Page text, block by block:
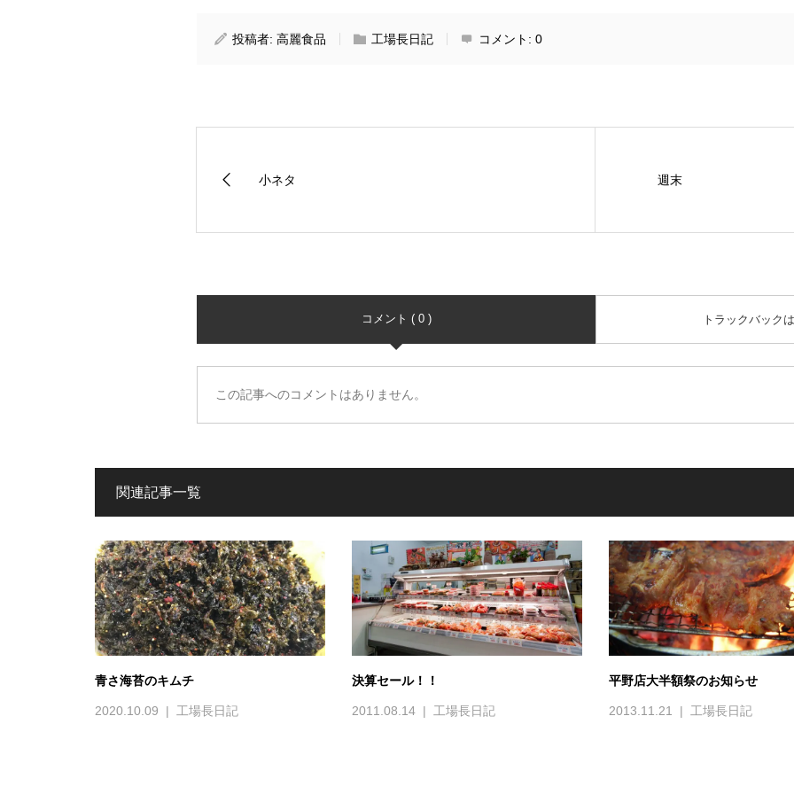
投稿者: 高麗食品 工場長日記 コメント: 0
小ネタ 週末
コメント ( 0 ) トラックバック
この記事へのコメントはありません。
関連記事一覧
青さ海苔のキムチ
2020.10.09 工場長日記
決算セール！！
2011.08.14 工場長日記
平野店大半額祭のお知らせ
2013.11.21 工場長日記